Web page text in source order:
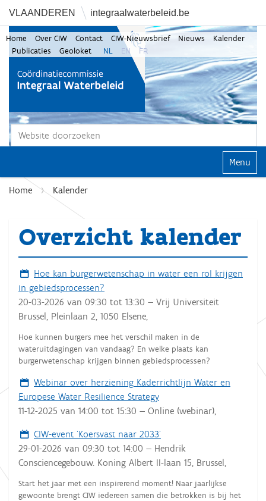
VLAANDEREN integraalwaterbeleid.be
Zoek
Home Over CIW Contact CIW-Nieuwsbrief Nieuws
Kalender
Publicaties
Geoloket NL EN FR
Klap
Home Kalender
Overzicht kalender
Hoe kan burgerwetenschap in water een rol krijgen
in gebiedsprocessen?
20-03-2026 van 09:30 tot 13:30 — Vrij Universiteit
Brussel, Pleinlaan 2, 1050 Elsene
Hoe kunnen burgers mee het verschil maken in de
wateruitdagingen van vandaag? En welke plaats kan
burgerwetenschap krijgen binnen gebiedsprocessen?
Webinar over herziening Kaderrichtlijn Water en
Europese Water Resilience Strategy
11-12-2025 van 14:00 tot 15:30 — Online (webinar)
CIW-event 'Koersvast naar 2033'
29-01-2026 van 09:30 tot 14:00 — Hendrik
Consciencegebouw. Koning Albert II-laan 15, Brussel
Start het jaar met een inspirerend moment! Naar jaarlijkse
gewoonte brengt CIW iedereen samen die betrokken is bij het